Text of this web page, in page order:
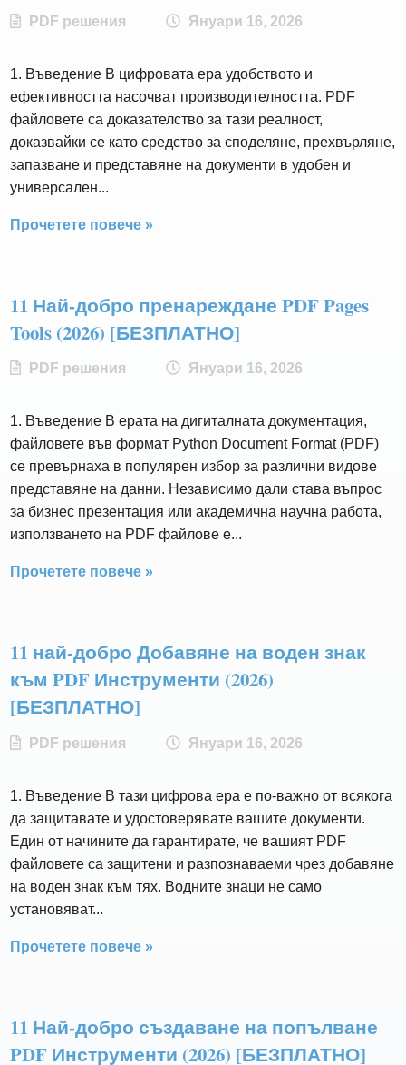
PDF решения Януари 16, 2026
1. Въведение В цифровата ера удобството и
ефективността насочват производителността. PDF
файловете са доказателство за тази реалност,
доказвайки се като средство за споделяне, прехвърляне,
запазване и представяне на документи в удобен и
универсален...
Прочетете повече »
11 Най-добро пренареждане PDF Pages
Tools (2026) [БЕЗПЛАТНО]
PDF решения Януари 16, 2026
1. Въведение В ерата на дигиталната документация,
файловете във формат Python Document Format (PDF)
се превърнаха в популярен избор за различни видове
представяне на данни. Независимо дали става въпрос
за бизнес презентация или академична научна работа,
използването на PDF файлове е...
Прочетете повече »
11 най-добро Добавяне на воден знак
към PDF Инструменти (2026)
[БЕЗПЛАТНО]
PDF решения Януари 16, 2026
1. Въведение В тази цифрова ера е по-важно от всякога
да защитавате и удостоверявате вашите документи.
Един от начините да гарантирате, че вашият PDF
файловете са защитени и разпознаваеми чрез добавяне
на воден знак към тях. Водните знаци не само
установяват...
Прочетете повече »
11 Най-добро създаване на попълване
PDF Инструменти (2026) [БЕЗПЛАТНО]